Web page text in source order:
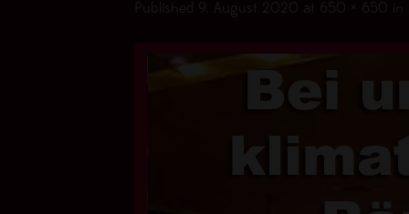
Published 9. August 2020 at 650 × 650